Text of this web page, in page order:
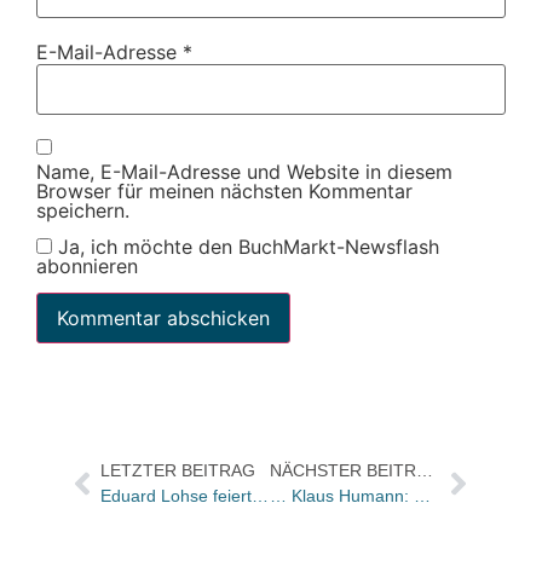
E-Mail-Adresse *
Name, E-Mail-Adresse und Website in diesem
Browser für meinen nächsten Kommentar
speichern.
Ja, ich möchte den BuchMarkt-Newsflash
abonnieren
LETZTER BEITRAG
Eduard Lohse feiert am Mittwoch seinen 90. Geburtstag